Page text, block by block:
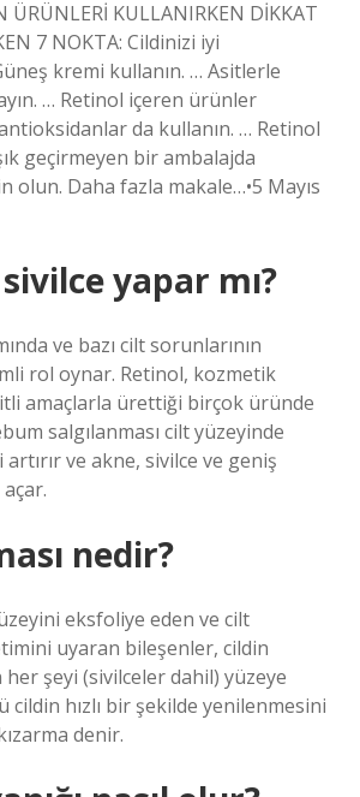
ÜRÜNLERİ KULLANIRKEN DİKKAT
7 NOKTA: Cildinizi iyi
kremi kullanın. … Asitlerle
… Retinol içeren ürünler
da kullanın. … Retinol
geçirmeyen bir ambalajda
olun. Daha fazla makale…•5 Mayıs
yapar mı?
ve bazı cilt sorunlarının
rol oynar. Retinol, kozmetik
amaçlarla ürettiği birçok üründe
salgılanması cilt yüzeyinde
ve akne, sivilce ve geniş
nedir?
eksfoliye eden ve cilt
uyaran bileşenler, cildin
her şeyi (sivilceler dahil) yüzeye
cildin hızlı bir şekilde yenilenmesini
denir.